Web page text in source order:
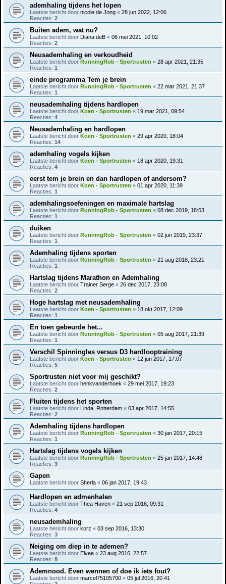
ademhaling tijdens het lopen
Laatste bericht door nicole de Jong « 28 jun 2022, 12:06
Reacties: 2
Buiten adem, wat nu?
Laatste bericht door Diana deB « 06 mei 2021, 10:02
Reacties: 2
Neusademhaling en verkoudheid
Laatste bericht door RunningRob - Sportrusten « 28 apr 2021, 21:35
Reacties: 1
einde programma Tem je brein
Laatste bericht door RunningRob - Sportrusten « 22 mar 2021, 21:37
Reacties: 1
neusademhaling tijdens hardlopen
Laatste bericht door Koen - Sportrusten « 19 mar 2021, 09:54
Reacties: 4
Neusademhaling en hardlopen
Laatste bericht door Koen - Sportrusten « 29 apr 2020, 18:04
Reacties: 14
ademhaling vogels kijken
Laatste bericht door Koen - Sportrusten « 18 apr 2020, 19:31
Reacties: 4
eerst tem je brein en dan hardlopen of andersom?
Laatste bericht door Koen - Sportrusten « 01 apr 2020, 11:39
Reacties: 1
ademhalingsoefeningen en maximale hartslag
Laatste bericht door RunningRob - Sportrusten « 08 dec 2019, 18:53
Reacties: 1
duiken
Laatste bericht door RunningRob - Sportrusten « 02 jun 2019, 23:37
Reacties: 1
Ademhaling tijdens sporten
Laatste bericht door RunningRob - Sportrusten « 21 aug 2018, 23:21
Reacties: 1
Hartslag tijdens Marathon en Ademhaling
Laatste bericht door Trainer Serge « 26 dec 2017, 23:08
Reacties: 2
Hoge hartslag met neusademhaling
Laatste bericht door Koen - Sportrusten « 18 okt 2017, 12:09
Reacties: 1
En toen gebeurde het...
Laatste bericht door RunningRob - Sportrusten « 05 aug 2017, 21:39
Reacties: 1
Verschil Spinningles versus D3 hardlooptraining
Laatste bericht door Koen - Sportrusten « 12 jun 2017, 17:07
Reacties: 5
Sportrusten niet voor mij geschikt?
Laatste bericht door henkvanderhoek « 29 mei 2017, 19:23
Reacties: 2
Fluiten tijdens het sporten
Laatste bericht door Linda_Rotterdam « 03 apr 2017, 14:55
Reacties: 2
Ademhaling tijdens hardlopen
Laatste bericht door RunningRob - Sportrusten « 30 jan 2017, 20:15
Reacties: 1
Hartslag tijdens vogels kijken
Laatste bericht door RunningRob - Sportrusten « 25 jan 2017, 14:48
Reacties: 3
Gapen
Laatste bericht door Sherla « 06 jan 2017, 19:43
Hardlopen en admenhalen
Laatste bericht door Thea Haven « 21 sep 2016, 09:31
Reacties: 4
neusademhaling
Laatste bericht door korz « 03 sep 2016, 13:30
Reacties: 3
Neiging om diep in te ademen?
Laatste bericht door Elvee « 23 aug 2016, 22:57
Reacties: 8
Ademnood. Even wennen of doe ik iets fout?
Laatste bericht door marcel75105700 « 05 jul 2016, 20:41